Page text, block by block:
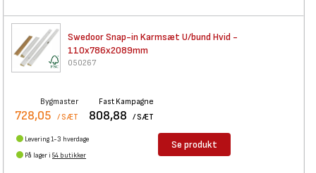
Swedoor Snap-in Karmsæt U/bund Hvid -
110x786x2089mm
050267
Bygmaster
728,05 / SÆT
Fast Kampagne
808,88 / SÆT
Levering 1-3 hverdage
På lager i 54 butikker
Se produkt